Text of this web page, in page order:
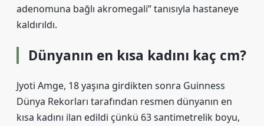
adenomuna bağlı akromegali” tanısıyla hastaneye
kaldırıldı.
Dünyanın en kısa kadını kaç cm?
Jyoti Amge, 18 yaşına girdikten sonra Guinness
Dünya Rekorları tarafından resmen dünyanın en
kısa kadını ilan edildi çünkü 63 santimetrelik boyu,